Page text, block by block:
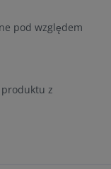
pod względem
produktu z